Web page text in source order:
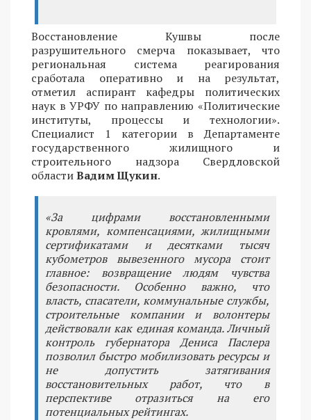
Восстановление Кушвы после
разрушительного смерча показывает, что
региональная система реагирования
сработала оперативно и на результат,
отметил аспирант кафедры политических
наук в УРФУ по направлению «Политические
институты, процессы и технологии».
Специалист 1 категории в Департаменте
государственного жилищного и
строительного надзора Свердловской
областиВадим Щукин.
«За цифрами восстановленными
кровлями, компенсациями, жилищными
сертификатами и десятками тысяч
кубометров вывезенного мусора стоит
главное: возвращение людям чувства
безопасности. Особенно важно, что
власть, спасатели, коммунальные службы,
строительные компании и волонтеры
действовали как единая команда. Личный
контроль губернатора Дениса Паслера
позволил быстро мобилизовать ресурсы и
не допустить затягивания
восстановительных работ, что в
перспективе отразиться на его
потенциальных рейтингах.